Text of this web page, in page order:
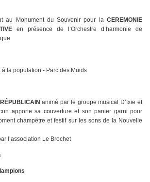
au Monument du Souvenir pour la CEREMONIE
en présence de l’Orchestre d’harmonie de
à la population - Parc des Muids
animé par le groupe musical D’Ixie et
apporte sa couverture et son panier garni pour
champêtre et festif sur les sons de la Nouvelle
l’association Le Brochet
lampions